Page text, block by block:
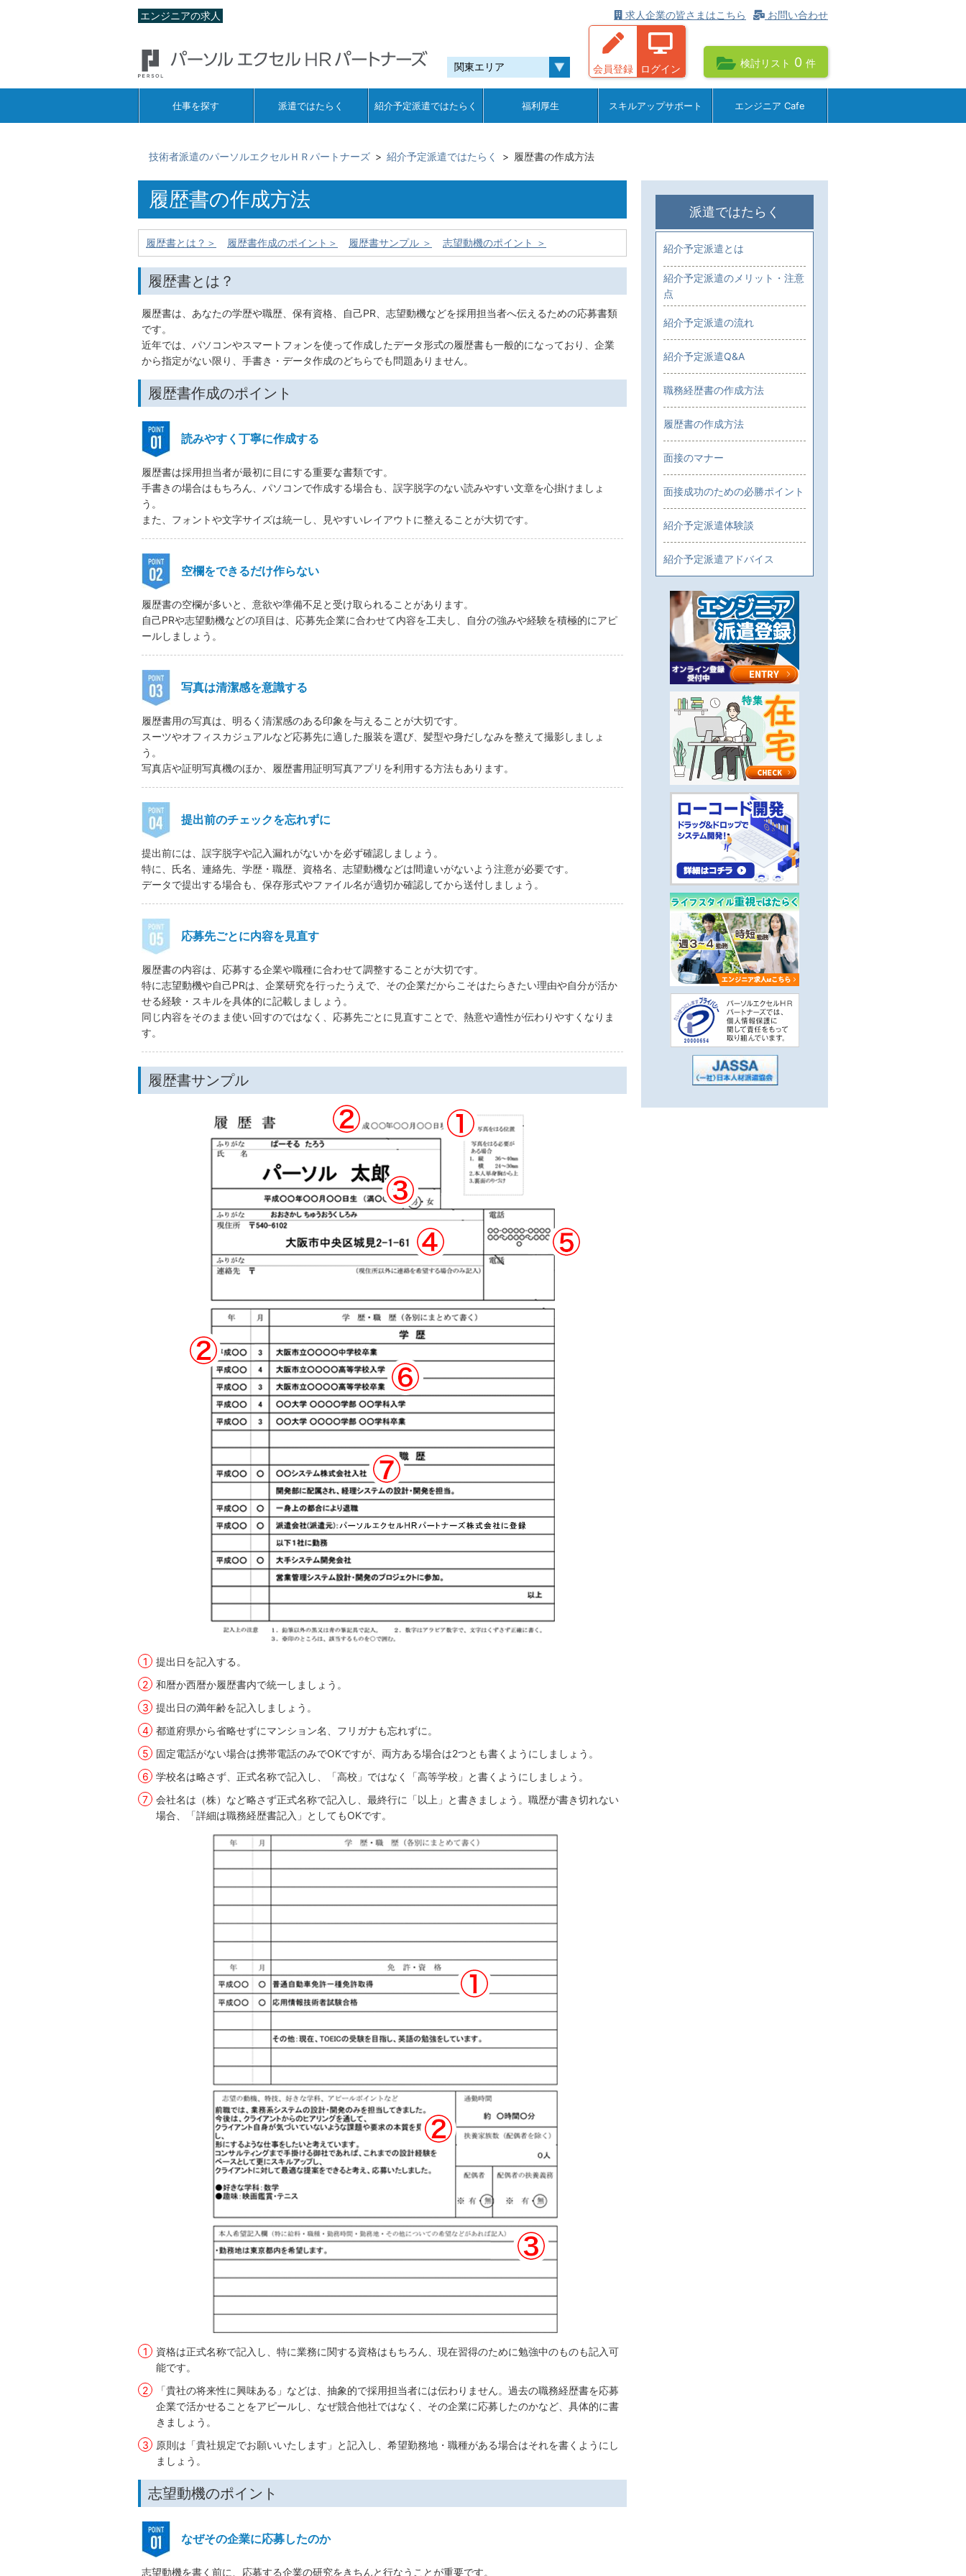
エンジニアの求人 お問い合わせ
求人企業の皆さまはこちら
会員登録 ログイン 検討リスト 0 件
仕事を探す 派遣ではたらく 紹介予定派遣ではたらく 福利厚生 スキルアップサポート エンジニア Cafe
技術者派遣のパーソルエクセルＨＲパートナーズ 紹介予定派遣ではたらく 履歴書の作成方法
履歴書の作成方法
履歴書とは？＞ 履歴書作成のポイント＞ 履歴書サンプル ＞ 志望動機のポイント ＞
履歴書とは？
履歴書は、あなたの学歴や職歴、保有資格、自己PR、志望動機などを採用担当者へ伝えるための応募書類
です。
近年では、パソコンやスマートフォンを使って作成したデータ形式の履歴書も一般的になっており、企業
から指定がない限り、手書き・データ作成のどちらでも問題ありません。
履歴書作成のポイント
読みやすく丁寧に作成する
履歴書は採用担当者が最初に目にする重要な書類です。
手書きの場合はもちろん、パソコンで作成する場合も、誤字脱字のない読みやすい文章を心掛けましょ
う。
また、フォントや文字サイズは統一し、見やすいレイアウトに整えることが大切です。
空欄をできるだけ作らない
履歴書の空欄が多いと、意欲や準備不足と受け取られることがあります。
自己PRや志望動機などの項目は、応募先企業に合わせて内容を工夫し、自分の強みや経験を積極的にアピ
ールしましょう。
写真は清潔感を意識する
履歴書用の写真は、明るく清潔感のある印象を与えることが大切です。
スーツやオフィスカジュアルなど応募先に適した服装を選び、髪型や身だしなみを整えて撮影しましょ
う。
写真店や証明写真機のほか、履歴書用証明写真アプリを利用する方法もあります。
提出前のチェックを忘れずに
提出前には、誤字脱字や記入漏れがないかを必ず確認しましょう。
特に、氏名、連絡先、学歴・職歴、資格名、志望動機などは間違いがないよう注意が必要です。
データで提出する場合も、保存形式やファイル名が適切か確認してから送付しましょう。
応募先ごとに内容を見直す
履歴書の内容は、応募する企業や職種に合わせて調整することが大切です。
特に志望動機や自己PRは、企業研究を行ったうえで、その企業だからこそはたらきたい理由や自分が活か
せる経験・スキルを具体的に記載しましょう。
同じ内容をそのまま使い回すのではなく、応募先ごとに見直すことで、熱意や適性が伝わりやすくなりま
す。
履歴書サンプル
提出日を記入する。
和暦か西暦か履歴書内で統一しましょう。
提出日の満年齢を記入しましょう。
都道府県から省略せずにマンション名、フリガナも忘れずに。
固定電話がない場合は携帯電話のみでOKですが、両方ある場合は2つとも書くようにしましょう。
学校名は略さず、正式名称で記入し、「高校」ではなく「高等学校」と書くようにしましょう。
会社名は（株）など略さず正式名称で記入し、最終行に「以上」と書きましょう。職歴が書き切れない
場合、「詳細は職務経歴書記入」としてもOKです。
資格は正式名称で記入し、特に業務に関する資格はもちろん、現在習得のために勉強中のものも記入可
能です。
「貴社の将来性に興味ある」などは、抽象的で採用担当者には伝わりません。過去の職務経歴書を応募
企業で活かせることをアピールし、なぜ競合他社ではなく、その企業に応募したのかなど、具体的に書
きましょう。
原則は「貴社規定でお願いいたします」と記入し、希望勤務地・職種がある場合はそれを書くようにし
ましょう。
志望動機のポイント
なぜその企業に応募したのか
志望動機を書く前に、応募する企業の研究をきちんと行なうことが重要です。
派遣ではたらく
紹介予定派遣とは
紹介予定派遣のメリット・注意
点
紹介予定派遣の流れ
紹介予定派遣Q&A
職務経歴書の作成方法
履歴書の作成方法
面接のマナー
面接成功のための必勝ポイント
紹介予定派遣体験談
紹介予定派遣アドバイス